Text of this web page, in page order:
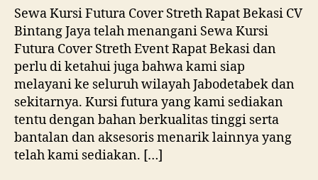
Futura
Cover
Streth
Rapat
Bekasi
Sewa Kursi Futura Cover Streth Rapat Bekasi CV
Bintang Jaya telah menangani Sewa Kursi
Futura Cover Streth Event Rapat Bekasi dan
perlu di ketahui juga bahwa kami siap
melayani ke seluruh wilayah Jabodetabek dan
sekitarnya. Kursi futura yang kami sediakan
tentu dengan bahan berkualitas tinggi serta
bantalan dan aksesoris menarik lainnya yang
telah kami sediakan. […]